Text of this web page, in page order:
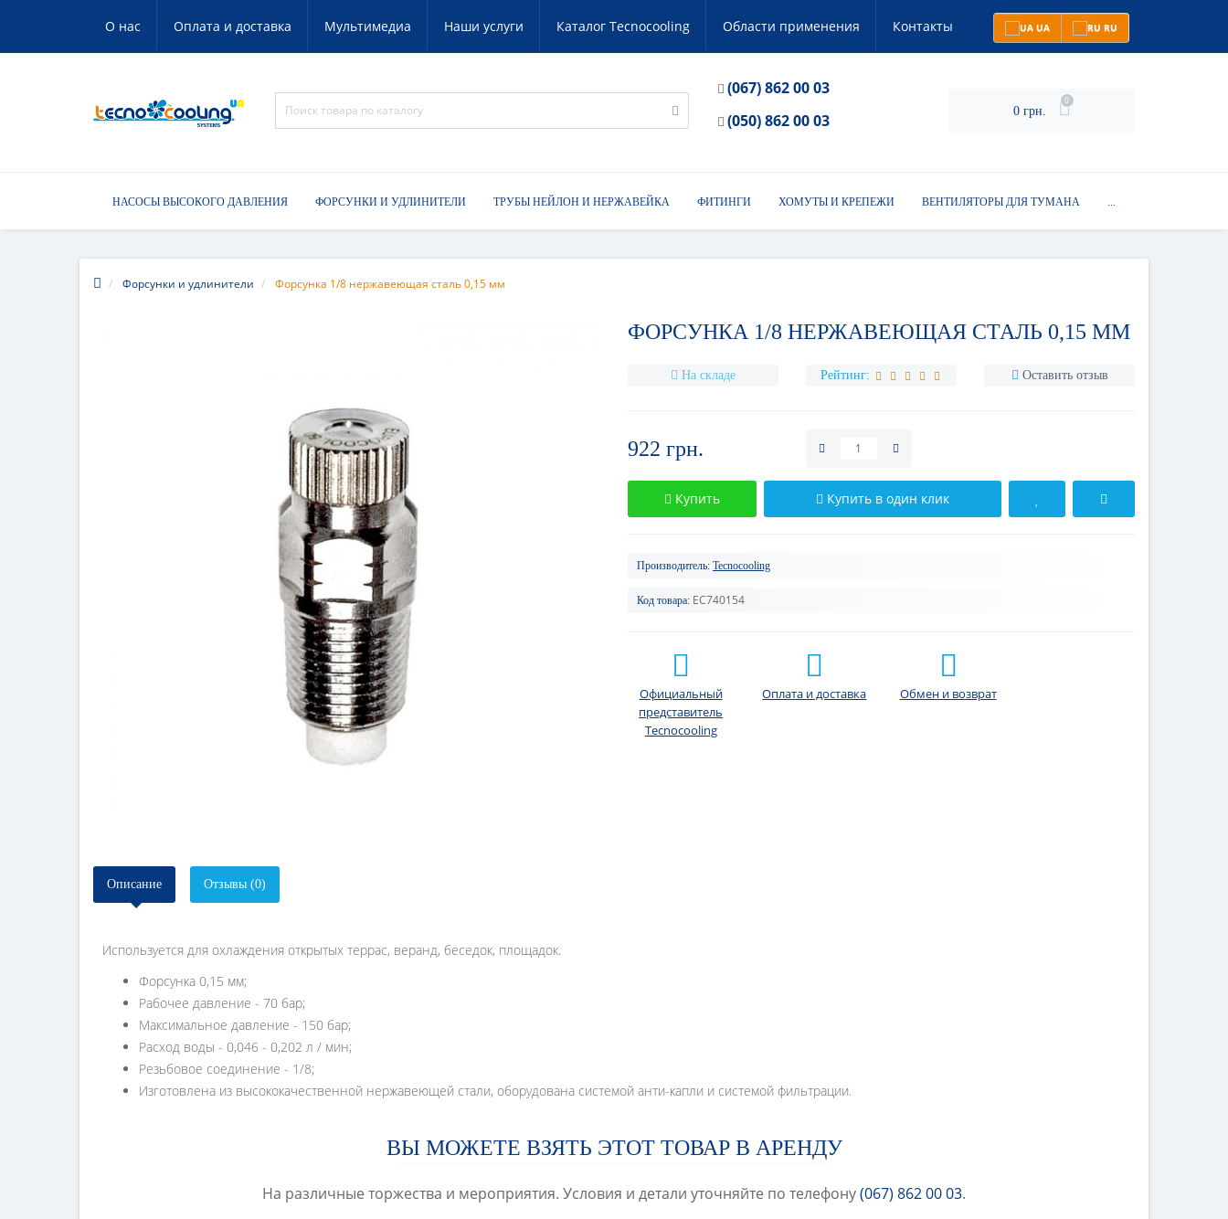
О нас Оплата и доставка Мультимедиа Наши услуги Каталог Tecnocooling Области применения Контакты UA RU
(067) 862 00 03
(050) 862 00 03
0 грн.
0
НАСОСЫ ВЫСОКОГО ДАВЛЕНИЯ ФОРСУНКИ И УДЛИНИТЕЛИ ТРУБЫ НЕЙЛОН И НЕРЖАВЕЙКА ФИТИНГИ ХОМУТЫ И КРЕПЕЖИ ВЕНТИЛЯТОРЫ ДЛЯ ТУМАНА ...
Форсунки и удлинители Форсунка 1/8 нержавеющая сталь 0,15 мм
ФОРСУНКА 1/8 НЕРЖАВЕЮЩАЯ СТАЛЬ 0,15 ММ
На складе Рейтинг: Оставить отзыв
922 грн.
Купить Купить в один клик
Производитель: Tecnocooling
Код товара: EC740154
Официальный
представитель
Tecnocooling
Оплата и доставка Обмен и возврат
Описание Отзывы (0)
Используется для охлаждения открытых террас, веранд, беседок, площадок.
Форсунка 0,15 мм;
Рабочее давление - 70 бар;
Максимальное давление - 150 бар;
Расход воды - 0,046 - 0,202 л / мин;
Резьбовое соединение - 1/8;
Изготовлена из высококачественной нержавеющей стали, оборудована системой анти-капли и системой фильтрации.
ВЫ МОЖЕТЕ ВЗЯТЬ ЭТОТ ТОВАР В АРЕНДУ
На различные торжества и мероприятия. Условия и детали уточняйте по телефону(067) 862 00 03.